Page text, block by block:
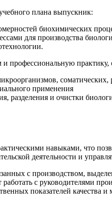
плана выпускник:
биохимических
для производства
профессиональную
применения
разделения и очистки
навыками, что
деятельности и
с производством,
с руководителями
показателей качества и